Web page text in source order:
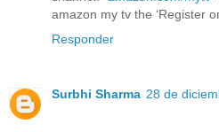
amazon my tv the ‘Register
Responder
Surbhi Sharma 28 de